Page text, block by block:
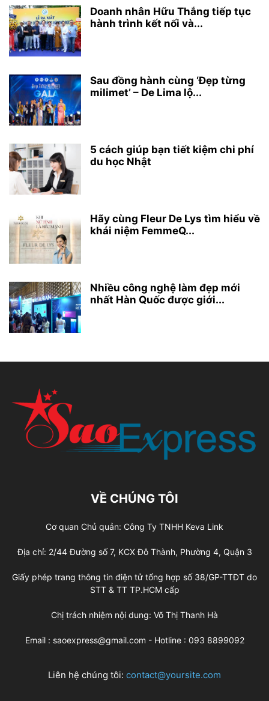
Doanh nhân Hữu Thắng tiếp tục
hành trình kết nối và...
Sau đồng hành cùng ‘Đẹp từng
milimet’ – De Lima lộ...
5 cách giúp bạn tiết kiệm chi phí
du học Nhật
Hãy cùng Fleur De Lys tìm hiểu về
khái niệm FemmeQ...
Nhiều công nghệ làm đẹp mới
nhất Hàn Quốc được giới...
VỀ CHÚNG TÔI
Cơ quan Chủ quản: Công Ty TNHH Keva Link
Địa chỉ: 2/44 Đường số 7, KCX Đô Thành, Phường 4, Quận 3
Giấy phép trang thông tin điện tử tổng hợp số 38/GP-TTĐT do
STT & TT TP.HCM cấp
Chị trách nhiệm nội dung: Võ Thị Thanh Hà
Email : saoexpress@gmail.com - Hotline : 093 8899092
Liên hệ chúng tôi: contact@yoursite.com